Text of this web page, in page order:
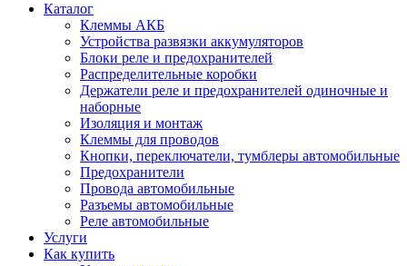
Каталог
Клеммы АКБ
Устройства развязки аккумуляторов
Блоки реле и предохранителей
Распределительные коробки
Держатели реле и предохранителей одиночные и
наборные
Изоляция и монтаж
Клеммы для проводов
Кнопки, переключатели, тумблеры автомобильные
Предохранители
Провода автомобильные
Разъемы автомобильные
Реле автомобильные
Услуги
Как купить